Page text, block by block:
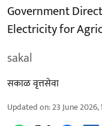
Government
Electricity for
sakal
सकाळ वृत्तसेवा
Updated on:23 June 2026,